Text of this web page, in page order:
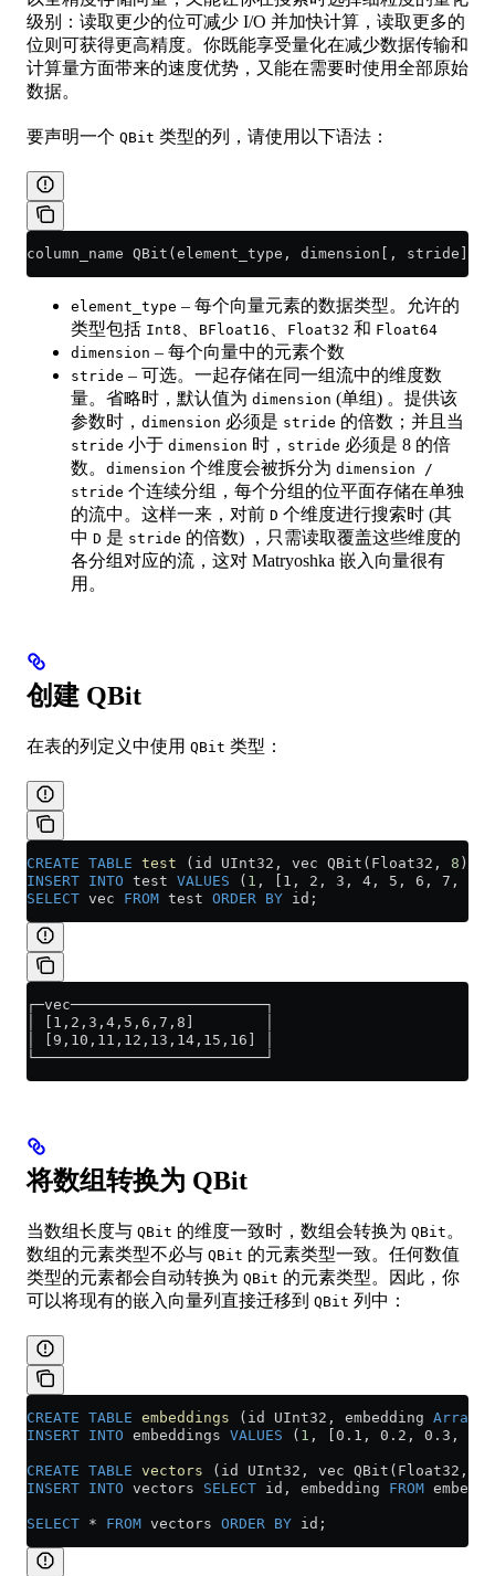
级别：读取更少的位可减少 I/O 并加快计算，读取更多的
位则可获得更高精度。你既能享受量化在减少数据传输和
计算量方面带来的速度优势，又能在需要时使用全部原始
数据。
要声明一个 QBit 类型的列，请使用以下语法：
column_name QBit(element_type, dimension[, stride])
element_type – 每个向量元素的数据类型。允许的
类型包括 Int8 、 BFloat16 、 Float32 和 Float64
dimension – 每个向量中的元素个数
stride – 可选。一起存储在同一组流中的维度数
量。省略时，默认值为 dimension (单组) 。提供该
参数时， dimension 必须是 stride 的倍数；并且当
stride 小于 dimension 时， stride 必须是 8 的倍
数。 dimension 个维度会被拆分为 dimension /
stride 个连续分组，每个分组的位平面存储在单独
的流中。这样一来，对前 D 个维度进行搜索时 (其
中 D 是 stride 的倍数) ，只需读取覆盖这些维度的
各分组对应的流，这对 Matryoshka 嵌入向量很有
用。
创建 QBit
在表的列定义中使用 QBit 类型：
CREATE TABLE test (id UInt32, vec QBit(Float32, 8 ))
INSERT INTO test VALUES ( 1 , [1, 2, 3, 4, 5, 6, 7,
SELECT vec FROM test ORDER BY id;
┌─vec──────────────────────┐
│ [1,2,3,4,5,6,7,8]        │
│ [9,10,11,12,13,14,15,16] │
└──────────────────────────┘
将数组转换为 QBit
当数组长度与 QBit 的维度一致时，数组会转换为 QBit 。
数组的元素类型不必与 QBit 的元素类型一致。任何数值
类型的元素都会自动转换为 QBit 的元素类型。因此，你
可以将现有的嵌入向量列直接迁移到 QBit 列中：
CREATE TABLE embeddings (id UInt32, embedding Array
INSERT INTO embeddings VALUES ( 1 , [0.1, 0.2, 0.3,
CREATE TABLE vectors (id UInt32, vec QBit(Float32,
INSERT INTO vectors SELECT id, embedding FROM
SELECT * FROM vectors ORDER BY id;